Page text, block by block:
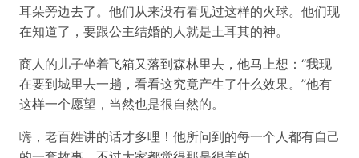
耳朵旁边去了。他们从来没有看见过这样的火球。他们现
在知道了，要跟公主结婚的人就是土耳其的神。
商人的儿子坐着飞箱又落到森林里去，他马上想：“我现
在要到城里去一趟，看看这究竟产生了什么效果。”他有
这样一个愿望，当然也是很自然的。
嗨，老百姓讲的话才多哩！他所问到的每一个人都有自己